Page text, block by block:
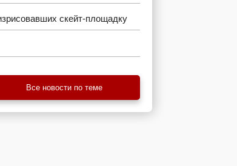
скейт-площадку
Все новости по теме